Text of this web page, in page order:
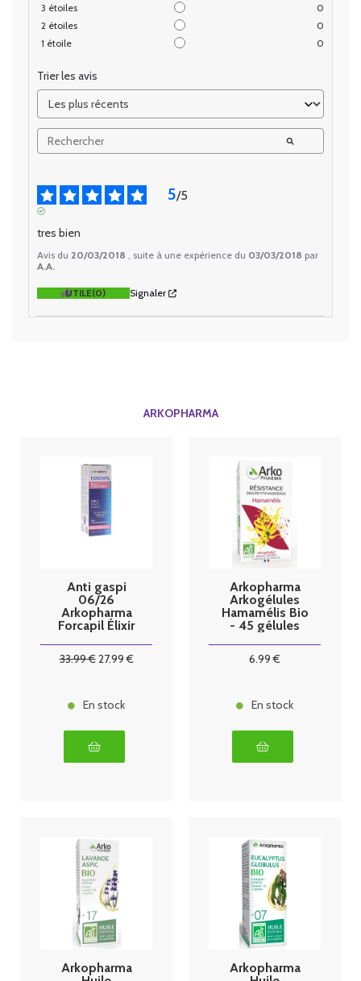
3 étoiles
0
2 étoiles
0
1 étoile 0
Trier les avis
5/5
tres bien
Avis du 20/03/2018 , suite à une expérience du 03/03/2018 par
A.A.
UTILE(0) Signaler
ARKOPHARMA
Anti gaspi
06/26
Arkopharma
Forcapil Élixir
33.99€27.99€
En stock
Arkopharma
Arkogélules
Hamamélis Bio
- 45 gélules
6.99 €
En stock
Arkopharma
Arkopharma